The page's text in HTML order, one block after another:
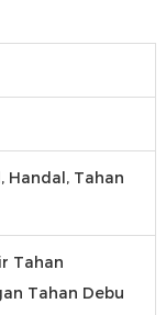
Handal, Tahan
Tahan
Tahan Debu